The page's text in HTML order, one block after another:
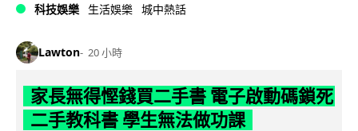
科技娛樂 生活娛樂 城中熱話
Lawton 20 小時
家長無得慳錢買二手書 電子啟動碼鎖死
二手教科書 學生無法做功課